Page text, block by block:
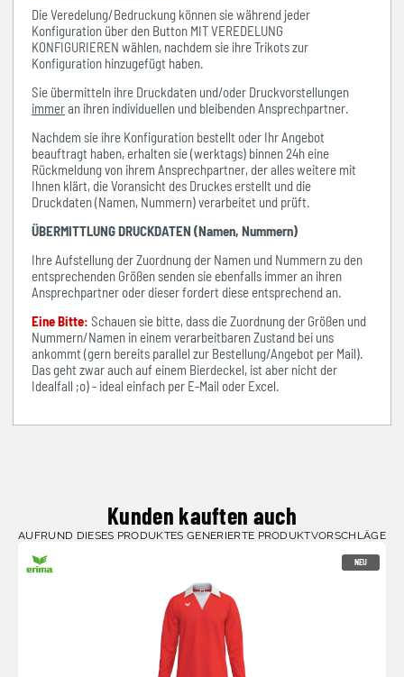
Die Veredelung/Bedruckung können sie während jeder
Konfiguration über den Button MIT VEREDELUNG
KONFIGURIEREN wählen, nachdem sie ihre Trikots zur
Konfiguration hinzugefügt haben.
Sie übermitteln ihre Druckdaten und/oder Druckvorstellungen
immeran ihren individuellen und bleibenden Ansprechpartner.
Nachdem sie ihre Konfiguration bestellt oder Ihr Angebot
beauftragt haben, erhalten sie (werktags) binnen 24h eine
Rückmeldung von ihrem Ansprechpartner, der alles weitere mit
Ihnen klärt, die Voransicht des Druckes erstellt und die
Druckdaten (Namen, Nummern) verarbeitet und prüft.
ÜBERMITTLUNG DRUCKDATEN (Namen, Nummern)
Ihre Aufstellung der Zuordnung der Namen und Nummern zu den
entsprechenden Größen senden sie ebenfalls immer an ihren
Ansprechpartner oder dieser fordert diese entsprechend an.
Eine Bitte: Schauen sie bitte, dass die Zuordnung der Größen und
Nummern/Namen in einem verarbeitbaren Zustand bei uns
ankommt (gern bereits parallel zur Bestellung/Angebot per Mail).
Das geht zwar auch auf einem Bierdeckel, ist aber nicht der
Idealfall ;o) - ideal einfach per E-Mail oder Excel.
Kunden kauften auch
AUFRUND DIESES PRODUKTES GENERIERTE PRODUKTVORSCHLÄGE
NEU